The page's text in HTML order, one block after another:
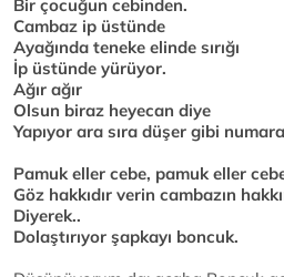
Bir çocuğun cebinden.
Cambaz ip üstünde
Ayağında teneke elinde sırığı
İp üstünde yürüyor.
Ağır ağır
Olsun biraz heyecan diye
Yapıyor ara sıra düşer gibi
Pamuk eller cebe, pamuk eller
Göz hakkıdır verin cambazın
Diyerek..
Dolaştırıyor şapkayı boncuk.